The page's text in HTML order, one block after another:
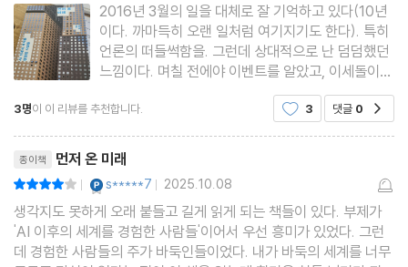
2016년 3월의 일을 대체로 잘 기억하고 있다(10년
이다. 까마득히 오랜 일처럼 여기지기도 한다). 특히
언론의 떠들썩함을. 그런데 상대적으로 난 덤덤했던
느낌이다. 며칠 전에야 이벤트를 알았고, 이세돌이
이길 거라고 생각하긴 했지만, 알파고가 이기더라도
크게 이상한 일은 아니라고 생각했다. 하물며 조치훈
까?)처럼 ‘인류가 끝
3명이 이 리뷰를 추천합니다. 3 댓글 0
종이책 먼저 온 미래
| s*****7 | 2025.10.08
생각지도 못하게 오래 붙들고 길게 읽게 되는 책들이 있다. 부제가
'AI 이후의 세계를 경험한 사람들'이어서 우선 흥미가 있었다. 그런
데 경험한 사람들의 주가 바둑인들이었다. 내가 바둑의 세계를 너무